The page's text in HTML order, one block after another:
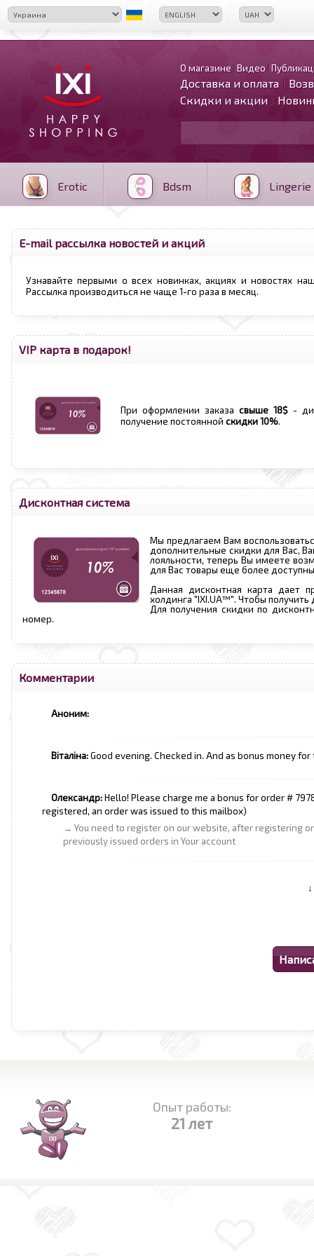
О магазине Видео
Доставка и оплата
Скидки и акции
Erotic Bdsm Lingerie
E-mail рассылка новостей и акций
Узнавайте первыми о всех новинках, акциях и новостях
Рассылка производиться не чаще 1-го раза в месяц.
VIP карта в подарок!
При оформлении заказасвыше 18$ -
получение постоянной скидки 10%.
Дисконтная система
Мы предлагаем Вам
дополнительные скидки для Вас,
лояльности, теперь Вы имеете
для Вас товары еще более
Данная дисконтная карта дает
холдинга "IXI.UA™". Чтобы
Для получения скидки по
номер.
Комментарии
Аноним:
Віталіна:Good evening. Checked in. And as bonus money
Олександр:Hello! Please charge me a bonus for order #
registered, an order was issued to this mailbox)
→ You need to register on our website, after registering
previously issued orders in Your account
↓
Опыт работы:
21 лет